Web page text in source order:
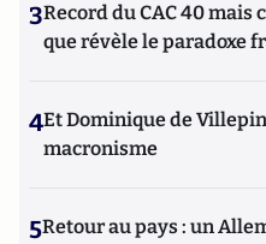
3Record du CAC 40 mais
que révèle le paradoxe
4Et Dominique de
macronisme
5Retour au pays : un